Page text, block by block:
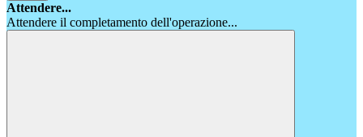
Attendere...
Attendere il completamento dell'operazione...